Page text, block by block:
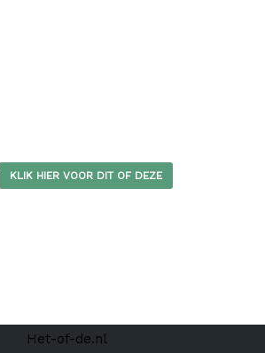
KLIK HIER VOOR DIT OF DEZE
Het-of-de.nl